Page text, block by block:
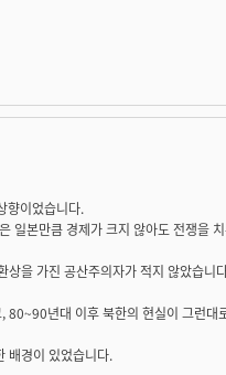
향이었습니다.
일본만큼 경제가 크지 않아도 전쟁을
상을 가진 공산주의자가 적지 않았습니
년대 이후 북한의 현실이 그런대
배경이 있었습니다.